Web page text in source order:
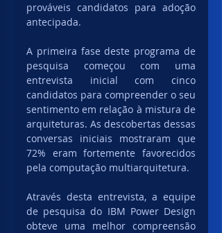
prováveis ​​candidatos para adoção
antecipada.
A primeira fase deste programa de
pesquisa começou com uma
entrevista inicial com cinco
candidatos para compreender o seu
sentimento em relação à mistura de
arquiteturas. As descobertas dessas
conversas iniciais mostraram que
72% eram fortemente favorecidos
pela computação multiarquitetura.
Através desta entrevista, a equipe
de pesquisa do IBM Power Design
obteve uma melhor compreensão